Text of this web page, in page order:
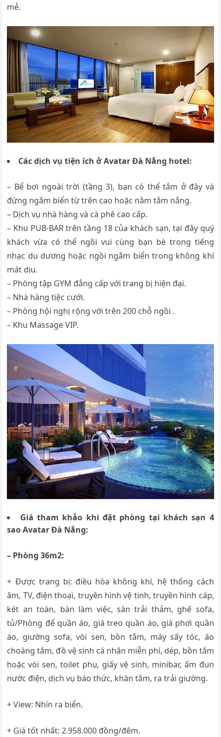
mẻ.
Các dịch vụ tiện ích ở Avatar Đà Nẵng hotel:
– Bể bơi ngoài trời (tầng 3), bạn có thể tắm ở đây và
đứng ngắm biển từ trên cao hoặc nằm tắm nắng.
– Dịch vụ nhà hàng và cà phê cao cấp.
– Khu PUB-BAR trên tầng 18 của khách sạn, tại đây quý
khách vừa có thể ngồi vui cùng bạn bè trong tiếng
nhạc du dương hoặc ngồi ngắm biển trong không khí
mát dịu.
– Phòng tập GYM đẳng cấp với trang bị hiện đại.
– Nhà hàng tiệc cưới.
– Phòng hội nghị rộng với trên 200 chỗ ngồi .
– Khu Massage VIP.
Giá tham khảo khi đặt phòng tại khách sạn 4
saoAvatar Đà Nẵng:
– Phòng 36m2:
+ Được trang bị: điều hòa không khí, hệ thống cách
âm, TV, điện thoại, truyền hình vệ tinh, truyền hình cáp,
két an toàn, bàn làm việc, sàn trải thảm, ghế sofa,
tủ/Phòng để quần áo, giá treo quần áo, giá phơi quần
áo, giường sofa, vòi sen, bồn tắm, máy sấy tóc, áo
choàng tắm, đồ vệ sinh cá nhân miễn phí, dép, bồn tắm
hoặc vòi sen, toilet phụ, giấy vệ sinh, minibar, ấm đun
nước điện, dịch vụ báo thức, khăn tắm, ra trải giường.
+ View: Nhìn ra biển.
+ Giá tốt nhất: 2.958.000 đồng/đêm.